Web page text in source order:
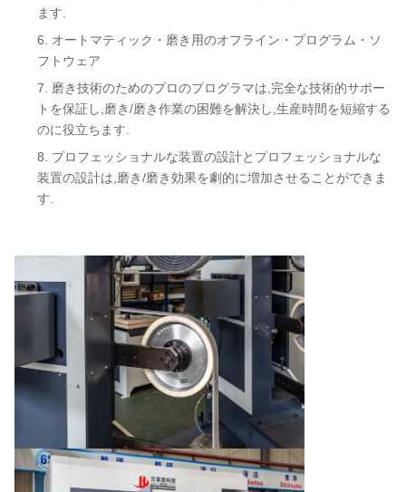
ます.
オートマティック・磨き用のオフライン・プログラム・ソ
フトウェア
磨き技術のためのプロのプログラマは,完全な技術的サポー
トを保証し,磨き/磨き作業の困難を解決し,生産時間を短縮する
のに役立ちます.
プロフェッショナルな装置の設計とプロフェッショナルな
装置の設計は,磨き/磨き効果を劇的に増加させることができま
す.